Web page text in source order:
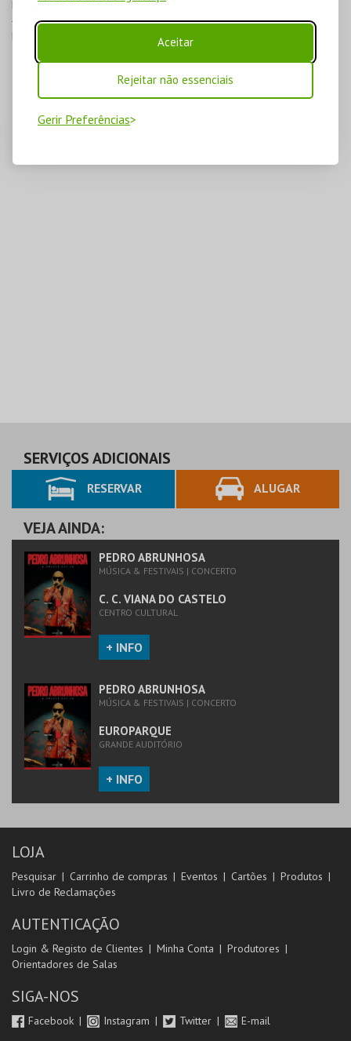
Aceitar
Rejeitar não essenciais
Gerir Preferências
Praça Marques Júnior
4900-040 Viana do Castelo
Direcções para C. C. Viana do Castelo
SERVIÇOS ADICIONAIS
RESERVAR ALUGAR
VEJA AINDA:
PEDRO ABRUNHOSA
MÚSICA & FESTIVAIS | CONCERTO
C. C. VIANA DO CASTELO
CENTRO CULTURAL
+ INFO
PEDRO ABRUNHOSA
MÚSICA & FESTIVAIS | CONCERTO
EUROPARQUE
GRANDE AUDITÓRIO
+ INFO
LOJA
Pesquisar Carrinho de compras Eventos Cartões
Produtos
Livro de Reclamações
AUTENTICAÇÃO
Login & Registo de Clientes Minha Conta
Produtores
Orientadores de Salas
SIGA-NOS
Facebook Instagram Twitter E-mail